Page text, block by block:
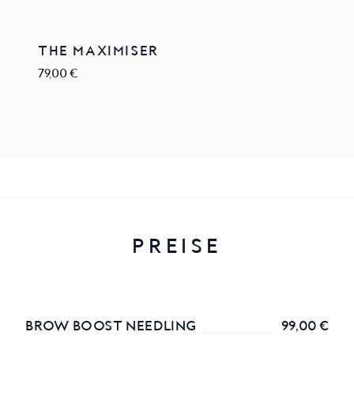
THE MAXIMISER
79,00 €
PREISE
BROW BOOST NEEDLING 99,00 €